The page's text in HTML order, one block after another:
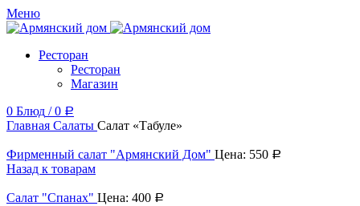
Меню
Ресторан
Ресторан
Магазин
0 Блюд / 0 Р
Главная Салаты Салат «Табуле»
Фирменный салат "Армянский Дом" Цена: 550 Р
Назад к товарам
Салат "Спанах" Цена: 400 Р